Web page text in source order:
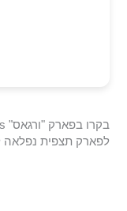
לפארק תצפית נפלאה